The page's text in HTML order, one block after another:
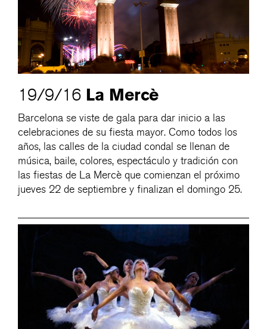
19/9/16 La Mercè
Barcelona se viste de gala para dar inicio a las
celebraciones de su fiesta mayor. Como todos los
años, las calles de la ciudad condal se llenan de
música, baile, colores, espectáculo y tradición con
las fiestas de La Mercè que comienzan el próximo
jueves 22 de septiembre y finalizan el domingo 25.